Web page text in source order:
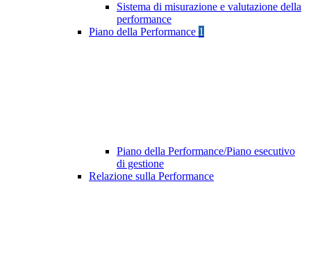
Sistema di misurazione e valutazione della
performance
Piano della Performance 1
Piano della Performance/Piano esecutivo
di gestione
Relazione sulla Performance